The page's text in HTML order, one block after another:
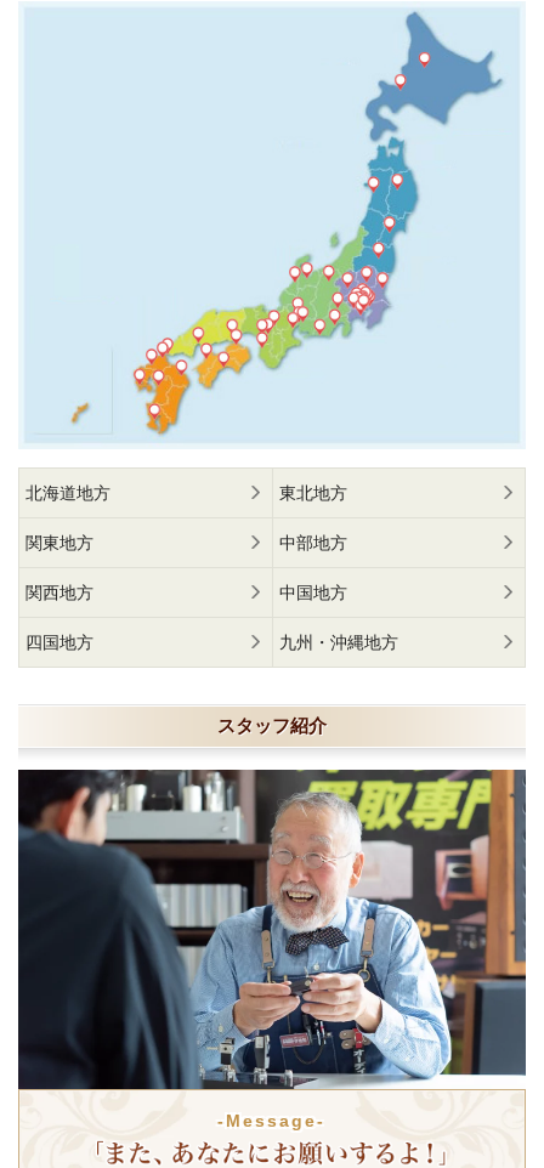
北海道地方 東北地方
関東地方 中部地方
関西地方 中国地方
四国地方 九州・沖縄地方
スタッフ紹介
-Message-